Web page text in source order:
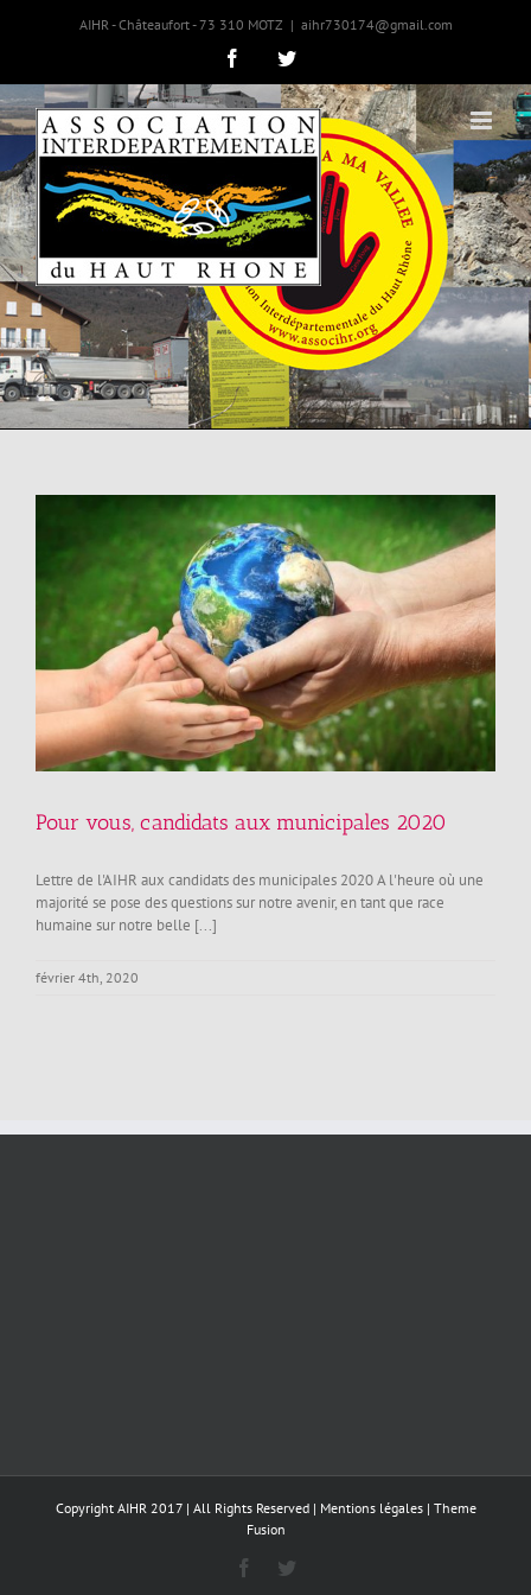
AIHR - Châteaufort - 73 310 MOTZ | aihr730174@gmail.com
FacebookTwitter
Pour vous, candidats aux municipales 2020
Lettre de l'AIHR aux candidats des municipales 2020 A l'heure où une
majorité se pose des questions sur notre avenir, en tant que race
humaine sur notre belle [...]
février 4th, 2020
Copyright AIHR 2017 | All Rights Reserved | Mentions légales| Theme
Fusion
Facebook